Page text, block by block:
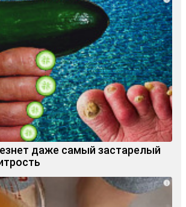
даже самый застарелый
i